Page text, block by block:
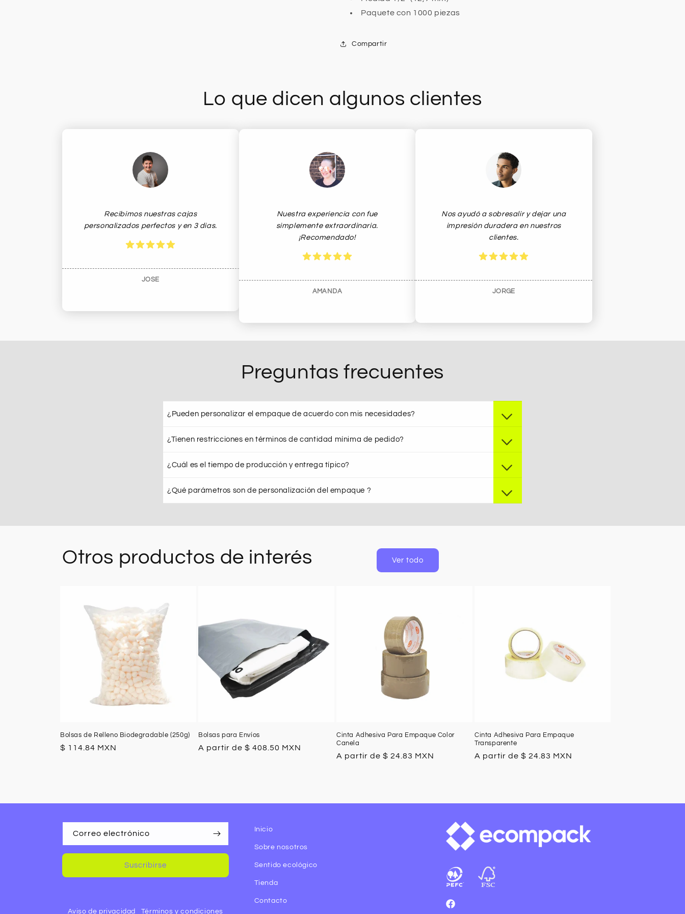
Paquete con 1000 piezas
Compartir
Lo que dicen algunos clientes
Recibimos nuestras cajas
personalizados perfectos y en 3 dias.
JOSE
Nuestra experiencia con fue
simplemente extraordinaria.
¡Recomendado!
AMANDA
Nos ayudó a sobresalir y dejar una
impresión duradera en nuestros
clientes.
JORGE
Preguntas frecuentes
¿Pueden personalizar el empaque de acuerdo con mis necesidades?
¿Tienen restricciones en términos de cantidad mínima de pedido?
¿Cuál es el tiempo de producción y entrega típico?
¿Qué parámetros son de personalización del empaque ?
Otros productos de interés
Bolsas de Relleno Biodegradable (250g)
Precio
$ 114.84 MXN
Bolsas para Envíos
Precio
A partir de $ 408.50 MXN
Cinta Adhesiva Para Empaque Color
Canela
Precio
A partir de $ 24.83 MXN
Cinta Adhesiva Para Empaque
Transparente
Precio
A partir de $ 24.83 MXN
Ver todo
Correo electrónico
Suscribirse
Aviso de privacidad Términos y condiciones
Inicio
Sobre nosotros
Sentido ecológico
Tienda
Contacto
Facebook